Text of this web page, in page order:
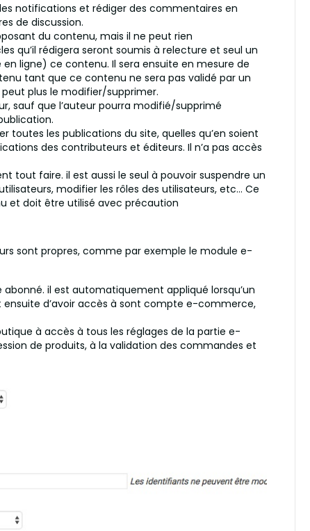
notifications et rédiger des commentaires en
de discussion.
du contenu, mais il ne peut rien
qu’il rédigera seront soumis à relecture et seul un
ligne) ce contenu. Il sera ensuite en mesure de
tant que ce contenu ne sera pas validé par un
plus le modifier/supprimer.
sauf que l’auteur pourra modifié/supprimé
toutes les publications du site, quelles qu’en soient
des contributeurs et éditeurs. Il n’a pas accès
tout faire. il est aussi le seul à pouvoir suspendre un
modifier les rôles des utilisateurs, etc… Ce
et doit être utilisé avec précaution
sont propres, comme par exemple le module e-
abonné. il est automatiquement appliqué lorsqu’un
d’avoir accès à sont compte e-commerce,
à accès à tous les réglages de la partie e-
de produits, à la validation des commandes et